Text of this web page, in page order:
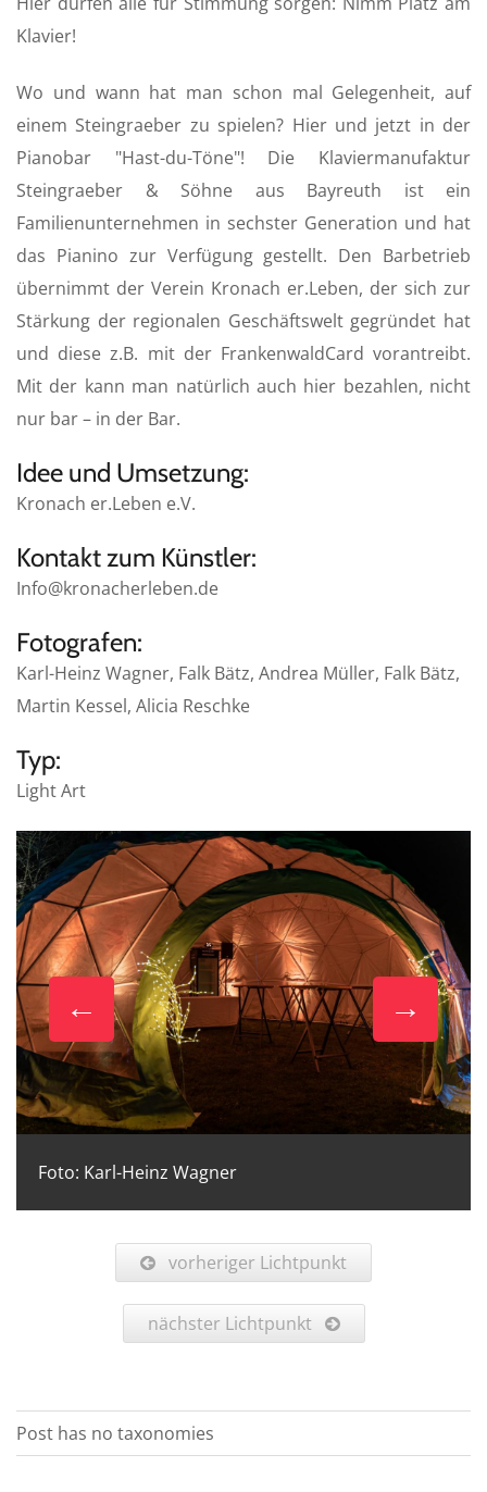
l
a
u
e
i
n
g
s
Klavier!
Wo und wann hat man schon mal Gelegenheit, auf
einem Steingraeber zu spielen? Hier und jetzt in der
Pianobar "Hast-du-Töne"! Die Klaviermanufaktur
Steingraeber & Söhne aus Bayreuth ist ein
Familienunternehmen in sechster Generation und hat
das Pianino zur Verfügung gestellt. Den Barbetrieb
übernimmt der Verein Kronach er.Leben, der sich zur
Stärkung der regionalen Geschäftswelt gegründet hat
und diese z.B. mit der FrankenwaldCard vorantreibt.
Mit der kann man natürlich auch hier bezahlen, nicht
nur bar – in der Bar.
Idee und Umsetzung:
Kronach er.Leben e.V.
Kontakt zum Künstler:
Info@kronacherleben.de
Fotografen:
Karl-Heinz Wagner, Falk Bätz, Andrea Müller, Falk Bätz,
Martin Kessel, Alicia Reschke
Typ:
Light Art
Foto: Karl-Heinz Wagner
vorheriger Lichtpunkt
nächster Lichtpunkt
Post has no taxonomies